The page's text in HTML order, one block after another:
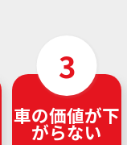
車の価値が下
がらない